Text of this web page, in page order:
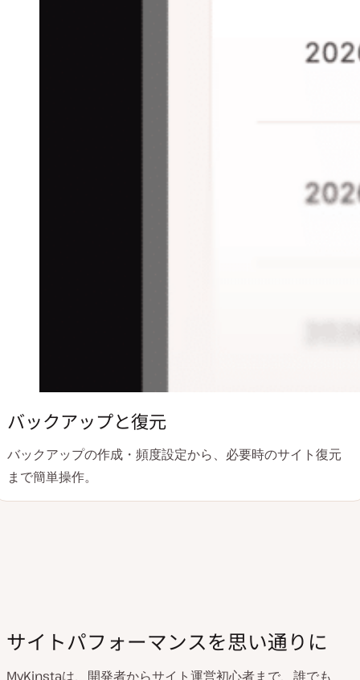
バックアップと復元
バックアップの作成・頻度設定から、必要時のサイト復元
まで簡単操作。
サイトパフォーマンスを思い通りに
MyKinstaは、開発者からサイト運営初心者まで、誰でも